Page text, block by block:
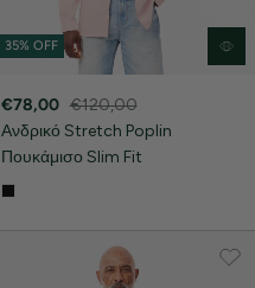
35% OFF
€78,00 €120,00
Ανδρικό Stretch Poplin
Πουκάμισο Slim Fit